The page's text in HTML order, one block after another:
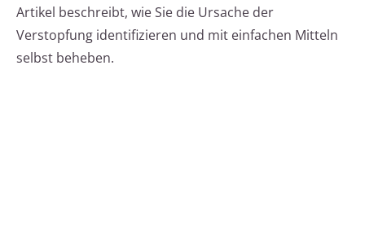
Artikel beschreibt, wie Sie die Ursache der
Verstopfung identifizieren und mit einfachen Mitteln
selbst beheben.